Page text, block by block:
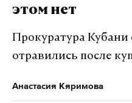
этом нет
Прокуратура
отравились после
Анастасия Кяримова